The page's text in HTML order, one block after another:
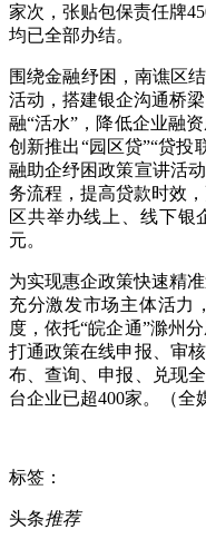
家次，张贴包保责任牌
均已全部办结。
围绕金融纾困，南谯区
活动，搭建银企沟通桥
融“活水”，降低企业融
创新推出“园区贷”“贷投
融助企纾困政策宣讲活
务流程，提高贷款时效
区共举办线上、线下银
元。
为实现惠企政策快速精
充分激发市场主体活力
度，依托“皖企通”滁州
打通政策在线申报、审
布、查询、申报、兑现
台企业已超400家。（全
标签：
头条推荐